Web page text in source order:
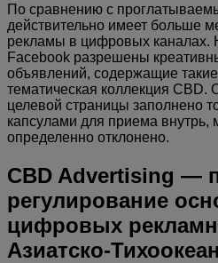
По сравнению с
действительно имеет больше
рекламы в цифровых каналах.
Facebook разрешены
объявлений, содержащие
тематическая коллекция
целевой страницы заполнено
капсулами для приема внутрь,
определенно отклонено.
CBD Advertising —
регулирование
цифровых
Азиатско-